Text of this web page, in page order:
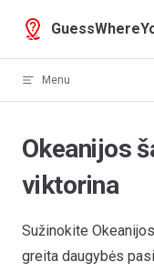
Skip to content
Menu
Okeanijos
viktorina
Sužinokite
greita daugybės